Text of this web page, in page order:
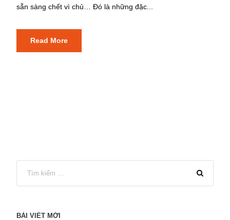
sẵn sàng chết vì chủ… Đó là những đặc...
Read More
BÀI VIẾT MỚI